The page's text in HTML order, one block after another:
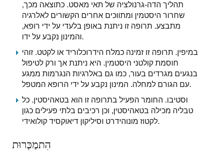
תהליך הדה-גרנולציה של תאי מאסט. כתוצאה מכך,
שחרור היסטמין ומתווכים אחרים הקשורים לאלרגיה
מתבצע. תרופה זו ניתנת באופן בלעדי על ידי רופא,
והמינון נקבע על ידו.
במיפין. תרופה זו זמינה כמלח הידרוכלוריד או לקטט. זוהי
חוסמת קולטני היסטמין. היא ניתנת אך ורק לטיפול
בנגעים מגרדים בעור, כמו גם באלרגיות הנגרמות ממגע
עם הגורם למחלה. המינון נקבע על ידי הרופא המטפל.
וסטיבו. החומר הפעיל בתרופה זו הוא בטאהיסטין. כל
טבליה מכילה בטאהיסטין, וכן רכיבים בלתי פעילים כגון
לקטוז מונוהידרט וסיליקון דיאוקסיד קולואידי.
הִתמַכְּרוּת